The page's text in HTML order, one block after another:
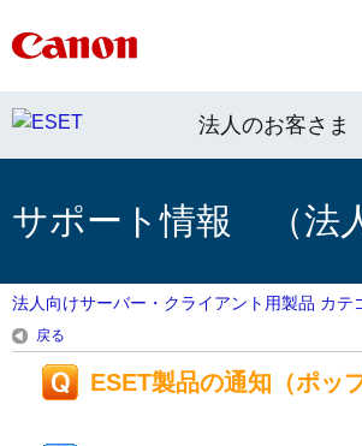
法人のお客さま
サポート情報 （法
法人向けサーバー・クライアント用製品 カテ
戻る
ESET製品の通知（ポッ